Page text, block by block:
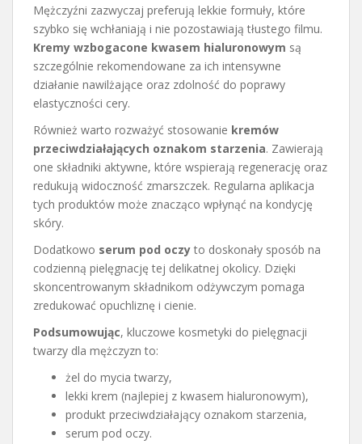
Mężczyźni zazwyczaj preferują lekkie formuły, które
szybko się wchłaniają i nie pozostawiają tłustego filmu.
Kremy wzbogacone kwasem hialuronowym są
szczególnie rekomendowane za ich intensywne
działanie nawilżające oraz zdolność do poprawy
elastyczności cery.
Również warto rozważyć stosowanie kremów
przeciwdziałających oznakom starzenia. Zawierają
one składniki aktywne, które wspierają regenerację oraz
redukują widoczność zmarszczek. Regularna aplikacja
tych produktów może znacząco wpłynąć na kondycję
skóry.
Dodatkowo serum pod oczy to doskonały sposób na
codzienną pielęgnację tej delikatnej okolicy. Dzięki
skoncentrowanym składnikom odżywczym pomaga
zredukować opuchliznę i cienie.
Podsumowując, kluczowe kosmetyki do pielęgnacji
twarzy dla mężczyzn to:
żel do mycia twarzy,
lekki krem (najlepiej z kwasem hialuronowym),
produkt przeciwdziałający oznakom starzenia,
serum pod oczy.